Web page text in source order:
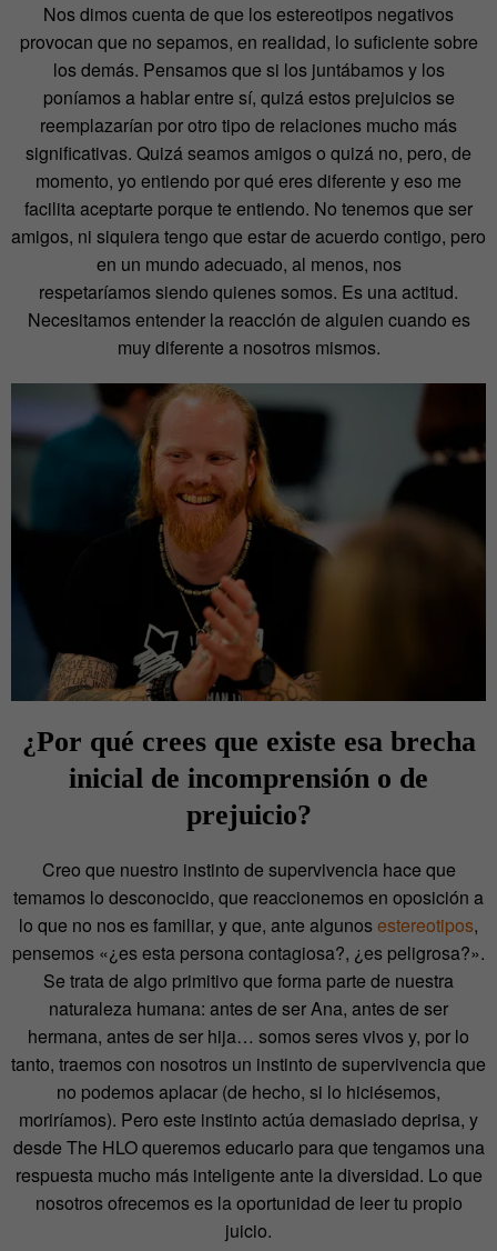
Nos dimos cuenta de que los estereotipos negativos
provocan que no sepamos, en realidad, lo suficiente sobre
los demás. Pensamos que si los juntábamos y los
poníamos a hablar entre sí, quizá estos prejuicios se
reemplazarían por otro tipo de relaciones mucho más
significativas. Quizá seamos amigos o quizá no, pero, de
momento, yo entiendo por qué eres diferente y eso me
facilita aceptarte porque te entiendo. No tenemos que ser
amigos, ni siquiera tengo que estar de acuerdo contigo, pero
en un mundo adecuado, al menos, nos
respetaríamos siendo quienes somos. Es una actitud.
Necesitamos entender la reacción de alguien cuando es
muy diferente a nosotros mismos.
¿Por qué crees que existe esa brecha
inicial de incomprensión o de
prejuicio?
Creo que nuestro instinto de supervivencia hace que
temamos lo desconocido, que reaccionemos en oposición a
lo que no nos es familiar, y que, ante algunosestereotipos,
pensemos «¿es esta persona contagiosa?, ¿es peligrosa?».
Se trata de algo primitivo que forma parte de nuestra
naturaleza humana: antes de ser Ana, antes de ser
hermana, antes de ser hija… somos seres vivos y, por lo
tanto, traemos con nosotros un instinto de supervivencia que
no podemos aplacar (de hecho, si lo hiciésemos,
moriríamos). Pero este instinto actúa demasiado deprisa, y
desde The HLO queremos educarlo para que tengamos una
respuesta mucho más inteligente ante la diversidad. Lo que
nosotros ofrecemos es la oportunidad de leer tu propio
juicio.